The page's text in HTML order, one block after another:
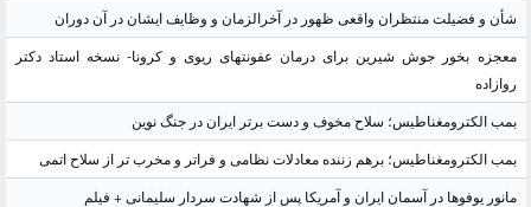
شأن و فضیلت منتظران واقعی ظهور در آخرالزمان و وظایف ایشان در آن دوران
معجزه بخور جوش شیرین برای درمان عفونتهای ریوی و کرونا- نسخه استاد دکتر
روازاده
بمب الکترومغناطیس؛ سلاح مخوف و دست برتر ایران در جنگ نوین
بمب الکترومغناطیس؛ برهم زننده معادلات نظامی و فراتر و مخرب تر از سلاح اتمی
مانور یوفوها در آسمان ایران و آمریکا پس از شهادت سردار سلیمانی + فیلم